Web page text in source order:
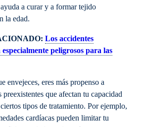
a curar y a formar tejido
la edad.
Los accidentes
peligrosos para las
envejeces, eres más propenso a
preexistentes que afectan tu capacidad
tipos de tratamiento. Por ejemplo,
cardíacas pueden limitar tu